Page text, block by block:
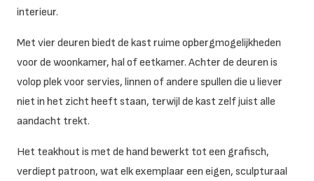
interieur.
Met vier deuren biedt de kast ruime opbergmogelijkheden
voor de woonkamer, hal of eetkamer. Achter de deuren is
volop plek voor servies, linnen of andere spullen die u liever
niet in het zicht heeft staan, terwijl de kast zelf juist alle
aandacht trekt.
Het teakhout is met de hand bewerkt tot een grafisch,
verdiept patroon, wat elk exemplaar een eigen, sculpturaal